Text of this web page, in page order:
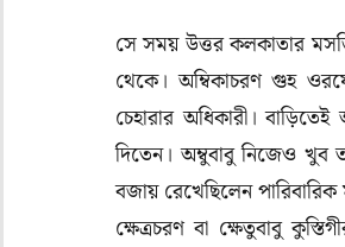
সে সময় উত্তর কলকাতার
থেকে। অম্বিকাচরণ গুহ
চেহারার অধিকারী।
দিতেন। অম্বুবাবু নিজেও খুব
বজায় রেখেছিলেন
ক্ষেত্রচরণ বা ক্ষেতুবাবু